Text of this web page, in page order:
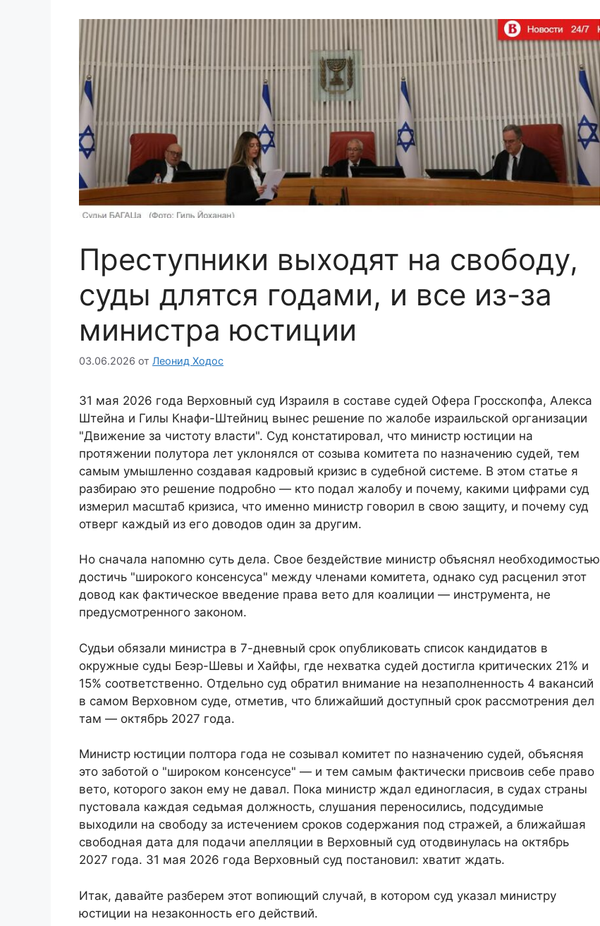
Преступники выходят на свободу,
суды длятся годами, и все из-за
министра юстиции
03.06.2026 от Леонид Ходос
31 мая 2026 года Верховный суд Израиля в составе судей Офера Гросскопфа, Алекса
Штейна и Гилы Кнафи-Штейниц вынес решение по жалобе израильской организации
"Движение за чистоту власти". Суд констатировал, что министр юстиции на
протяжении полутора лет уклонялся от созыва комитета по назначению судей, тем
самым умышленно создавая кадровый кризис в судебной системе. В этом статье я
разбираю это решение подробно — кто подал жалобу и почему, какими цифрами суд
измерил масштаб кризиса, что именно министр говорил в свою защиту, и почему суд
отверг каждый из его доводов один за другим.
Но сначала напомню суть дела. Свое бездействие министр объяснял необходимостью
достичь "широкого консенсуса" между членами комитета, однако суд расценил этот
довод как фактическое введение права вето для коалиции — инструмента, не
предусмотренного законом.
Судьи обязали министра в 7-дневный срок опубликовать список кандидатов в
окружные суды Беэр-Шевы и Хайфы, где нехватка судей достигла критических 21% и
15% соответственно. Отдельно суд обратил внимание на незаполненность 4 вакансий
в самом Верховном суде, отметив, что ближайший доступный срок рассмотрения дел
там — октябрь 2027 года.
Министр юстиции полтора года не созывал комитет по назначению судей, объясняя
это заботой о "широком консенсусе" — и тем самым фактически присвоив себе право
вето, которого закон ему не давал. Пока министр ждал единогласия, в судах страны
пустовала каждая седьмая должность, слушания переносились, подсудимые
выходили на свободу за истечением сроков содержания под стражей, а ближайшая
свободная дата для подачи апелляции в Верховный суд отодвинулась на октябрь
2027 года. 31 мая 2026 года Верховный суд постановил: хватит ждать.
Итак, давайте разберем этот вопиющий случай, в котором суд указал министру
юстиции на незаконность его действий.